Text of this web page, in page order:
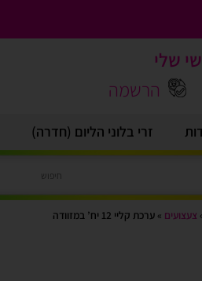
שלי
הרשמה
זרי בלוני הליום (חדרה)
צעצועים » ערכת קליי 12 יח’ במזוודה